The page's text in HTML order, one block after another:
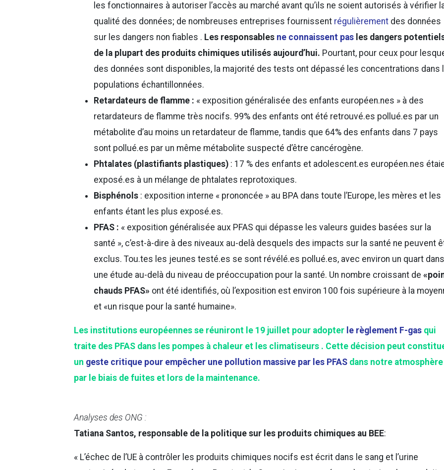
les fonctionnaires à autoriser l’accès au marché avant qu’ils ne soient autorisés à vérifier
qualité des données; de nombreuses entreprises fournissent régulièrement des données
sur les dangers non fiables . Les responsables ne connaissent pas les dangers
de la plupart des produits chimiques utilisés aujourd’hui. Pourtant, pour ceux pour
des données sont disponibles, la majorité des tests ont dépassé les concentrations dans
populations échantillonnées.
Retardateurs de flamme : « exposition généralisée des enfants européen.nes » à des
retardateurs de flamme très nocifs. 99% des enfants ont été retrouvé.es pollué.es par un
métabolite d’au moins un retardateur de flamme, tandis que 64% des enfants dans 7 pays
sont pollué.es par un même métabolite suspecté d’être cancérogène.
Phtalates (plastifiants plastiques) : 17 % des enfants et adolescent.es européen.nes
exposé.es à un mélange de phtalates reprotoxiques.
Bisphénols : exposition interne « prononcée » au BPA dans toute l’Europe, les mères et les
enfants étant les plus exposé.es.
PFAS : « exposition généralisée aux PFAS qui dépasse les valeurs guides basées sur la
santé », c’est-à-dire à des niveaux au-delà desquels des impacts sur la santé ne peuvent
exclus. Tou.tes les jeunes testé.es se sont révélé.es pollué.es, avec environ un quart dans
une étude au-delà du niveau de préoccupation pour la santé. Un nombre croissant de
chauds PFAS» ont été identifiés, où l’exposition est environ 100 fois supérieure à la
et «un risque pour la santé humaine».
Les institutions européennes se réuniront le 19 juillet pour adopter le règlement F-gas qui
traite des PFAS dans les pompes à chaleur et les climatiseurs . Cette décision peut
un geste critique pour empêcher une pollution massive par les PFAS dans notre atmosphère
par le biais de fuites et lors de la maintenance.
Analyses des ONG :
Tatiana Santos, responsable de la politique sur les produits chimiques au BEE:
« L’échec de l’UE à contrôler les produits chimiques nocifs est écrit dans le sang et l’urine